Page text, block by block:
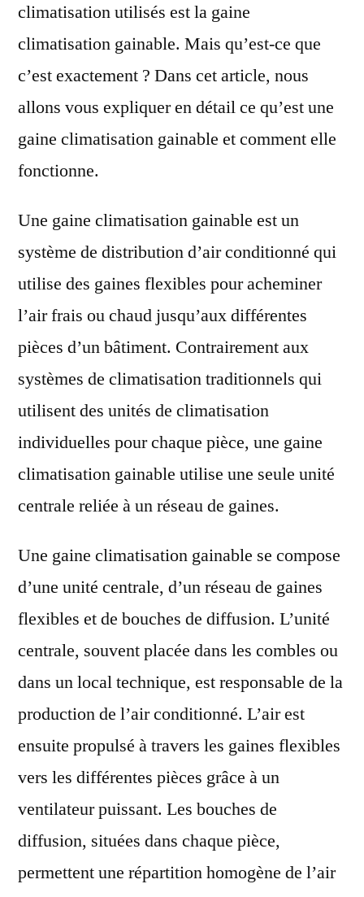
climatisation utilisés est la gaine
climatisation gainable. Mais qu’est-ce que
c’est exactement ? Dans cet article, nous
allons vous expliquer en détail ce qu’est une
gaine climatisation gainable et comment elle
fonctionne.
Une gaine climatisation gainable est un
système de distribution d’air conditionné qui
utilise des gaines flexibles pour acheminer
l’air frais ou chaud jusqu’aux différentes
pièces d’un bâtiment. Contrairement aux
systèmes de climatisation traditionnels qui
utilisent des unités de climatisation
individuelles pour chaque pièce, une gaine
climatisation gainable utilise une seule unité
centrale reliée à un réseau de gaines.
Une gaine climatisation gainable se compose
d’une unité centrale, d’un réseau de gaines
flexibles et de bouches de diffusion. L’unité
centrale, souvent placée dans les combles ou
dans un local technique, est responsable de la
production de l’air conditionné. L’air est
ensuite propulsé à travers les gaines flexibles
vers les différentes pièces grâce à un
ventilateur puissant. Les bouches de
diffusion, situées dans chaque pièce,
permettent une répartition homogène de l’air